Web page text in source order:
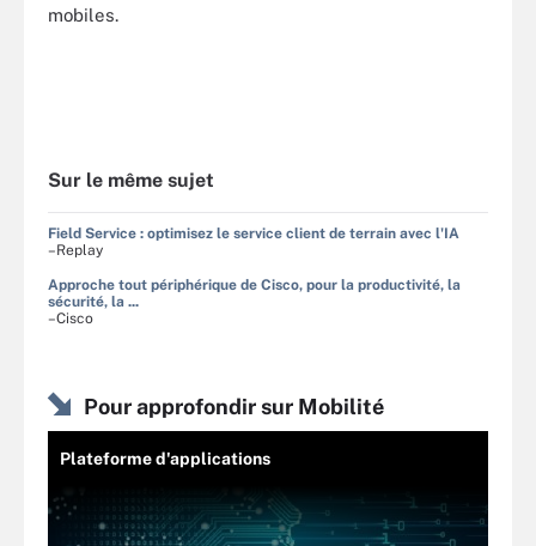
mobiles.
Sur le même sujet
Field Service : optimisez le service client de terrain avec l'IA
–Replay
Approche tout périphérique de Cisco, pour la productivité, la
sécurité, la ...
–Cisco
Pour approfondir sur Mobilité
Plateforme d'applications